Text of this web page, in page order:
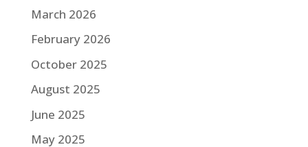
March 2026
February 2026
October 2025
August 2025
June 2025
May 2025